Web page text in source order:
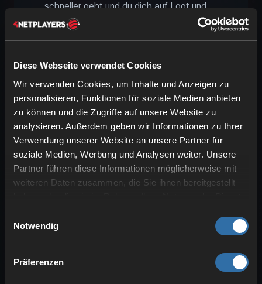
Diese Webseite verwendet Cookies
Wir verwenden Cookies, um Inhalte und Anzeigen zu
personalisieren, Funktionen für soziale Medien anbieten
zu können und die Zugriffe auf unsere Website zu
analysieren. Außerdem geben wir Informationen zu Ihrer
Verwendung unserer Website an unsere Partner für
soziale Medien, Werbung und Analysen weiter. Unsere
Partner führen diese Informationen möglicherweise mit
weiteren Daten zusammen, die Sie ihnen bereitgestellt
haben oder die sie im Rahmen Ihrer Nutzung der Dienste
Notwendig
Präferenzen
schneller geht und du dich auf Loot und
Kampf konzentrieren kannst.
Verteidigung!Spikes ,stabile Türen
Fluchtleitern
helfen enorm.
Je mehr du planst, desto besser
überstehst du denBlutmondam7. Tag .
Die Zombiehorde kommt – und sie kommt
mit Wucht.
Zusatztipps:
Reparaturmaterial (Holz, Stein,
Einfache
bauen und Engpässe